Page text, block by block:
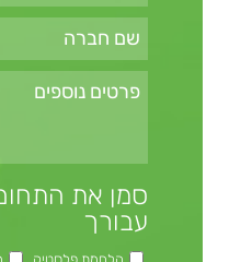
סמן את
עבורך